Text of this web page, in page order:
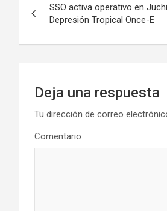
de
entradas
SSO activa operativo en
Depresión Tropical Once-E
Deja una respuesta
Tu dirección de correo
Comentario